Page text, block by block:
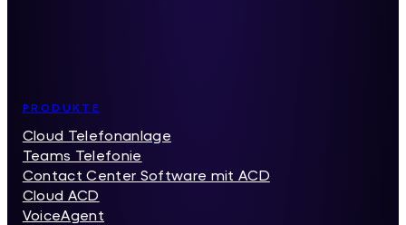
Inhaltsverzeichnis
PRODUKTE
Cloud Telefonanlage
Teams Telefonie
Contact Center Software mit ACD
Cloud ACD
VoiceAgent